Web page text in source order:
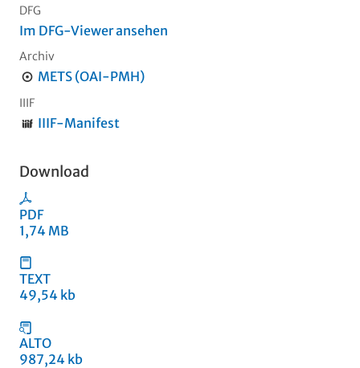
DFG
Im DFG-Viewer ansehen
Archiv
METS (OAI-PMH)
IIIF
IIIF-Manifest
Download
PDF
1,74 MB
TEXT
49,54 kb
ALTO
987,24 kb